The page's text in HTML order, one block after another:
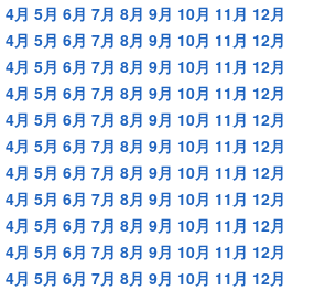
4月 5月 6月 7月 8月 9月 10月 11月 12月
4月 5月 6月 7月 8月 9月 10月 11月 12月
4月 5月 6月 7月 8月 9月 10月 11月 12月
4月 5月 6月 7月 8月 9月 10月 11月 12月
4月 5月 6月 7月 8月 9月 10月 11月 12月
4月 5月 6月 7月 8月 9月 10月 11月 12月
4月 5月 6月 7月 8月 9月 10月 11月 12月
4月 5月 6月 7月 8月 9月 10月 11月 12月
4月 5月 6月 7月 8月 9月 10月 11月 12月
4月 5月 6月 7月 8月 9月 10月 11月 12月
4月 5月 6月 7月 8月 9月 10月 11月 12月